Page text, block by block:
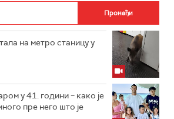
на метро станицу у
у 41. години – како је
пре него што је